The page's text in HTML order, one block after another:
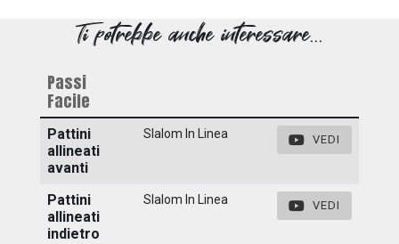
Ti potrebbe anche interessare...
Passi
Facile
Pattini
allineati
avanti
Slalom In Linea VEDI
Pattini
allineati
indietro
Slalom In Linea VEDI